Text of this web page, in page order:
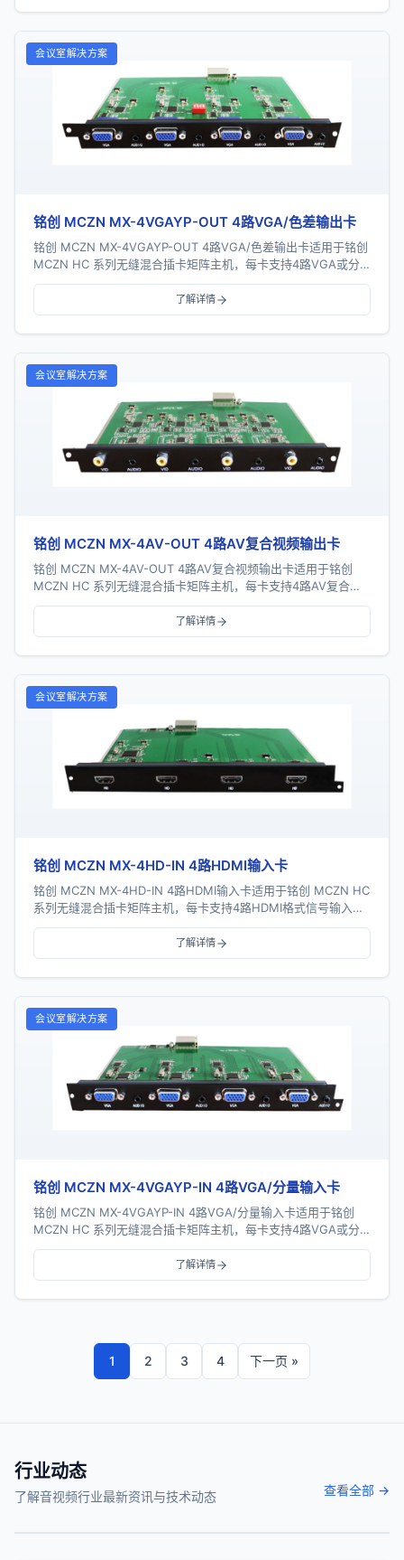
会议室解决方案
铭创 MCZN MX-4VGAYP-OUT 4路VGA/色差输出卡
铭创 MCZN MX-4VGAYP-OUT 4路VGA/色差输出卡适用于铭创
MCZN HC 系列无缝混合插卡矩阵主机，每卡支持4路VGA或分
量色差信号输出，采...
了解详情
会议室解决方案
铭创 MCZN MX-4AV-OUT 4路AV复合视频输出卡
铭创 MCZN MX-4AV-OUT 4路AV复合视频输出卡适用于铭创
MCZN HC 系列无缝混合插卡矩阵主机，每卡支持4路AV复合视
频信号输出，支持视频及音...
了解详情
会议室解决方案
铭创 MCZN MX-4HD-IN 4路HDMI输入卡
铭创 MCZN MX-4HD-IN 4路HDMI输入卡适用于铭创 MCZN HC
系列无缝混合插卡矩阵主机，每卡支持4路HDMI格式信号输入，
采用一卡四路插卡式...
了解详情
会议室解决方案
铭创 MCZN MX-4VGAYP-IN 4路VGA/分量输入卡
铭创 MCZN MX-4VGAYP-IN 4路VGA/分量输入卡适用于铭创
MCZN HC 系列无缝混合插卡矩阵主机，每卡支持4路VGA或分
量、音频（选配）信号...
了解详情
1 2 3 4 下一页 »
行业动态
了解音视频行业最新资讯与技术动态 查看全部 →